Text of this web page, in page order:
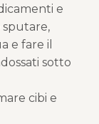
e
e fare il
sotto
cibi e